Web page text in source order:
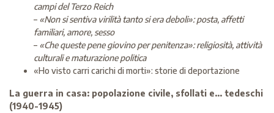
campi del Terzo Reich
– «Non si sentiva virilità tanto si era deboli»: posta, affetti
familiari, amore, sesso
– «Che queste pene giovino per penitenza»: religiosità, attività
culturali e maturazione politica
«Ho visto carri carichi di morti»: storie di deportazione
La guerra in casa: popolazione civile, sfollati e… tedeschi
(1940-1945)